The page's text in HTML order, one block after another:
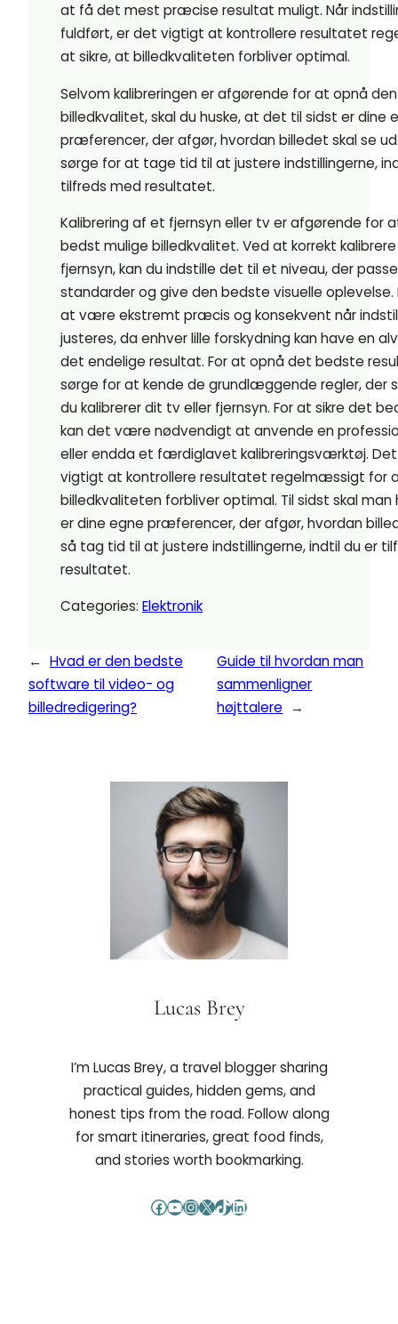
at få det mest præcise resultat muligt. Når
fuldført, er det vigtigt at kontrollere resultatet
at sikre, at billedkvaliteten forbliver optimal.
Selvom kalibreringen er afgørende for at opnå
billedkvalitet, skal du huske, at det til sidst er dine
præferencer, der afgør, hvordan billedet skal se
sørge for at tage tid til at justere indstillingerne,
tilfreds med resultatet.
Kalibrering af et fjernsyn eller tv er afgørende for
bedst mulige billedkvalitet. Ved at korrekt
fjernsyn, kan du indstille det til et niveau, der
standarder og give den bedste visuelle
at være ekstremt præcis og konsekvent når
justeres, da enhver lille forskydning kan have en
det endelige resultat. For at opnå det bedste
sørge for at kende de grundlæggende regler, der
du kalibrerer dit tv eller fjernsyn. For at sikre det
kan det være nødvendigt at anvende en
eller endda et færdiglavet kalibreringsværktøj.
vigtigt at kontrollere resultatet regelmæssigt for
billedkvaliteten forbliver optimal. Til sidst skal man
er dine egne præferencer, der afgør, hvordan
så tag tid til at justere indstillingerne, indtil du er
resultatet.
Categories: Elektronik
← Hvad er den bedste
software til video- og
billedredigering?
Guide til hvordan man
sammenligner
højttalere
→
Lucas Brey
I’m Lucas Brey, a travel blogger sharing
practical guides, hidden gems, and
honest tips from the road. Follow along
for smart itineraries, great food finds,
and stories worth bookmarking.
Facebook YouTube InstagramX TikTok LinkedIn